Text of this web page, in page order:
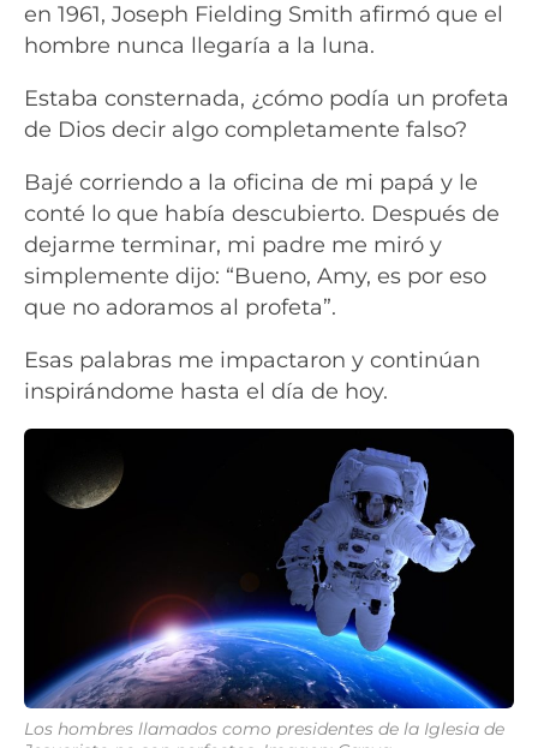
en 1961, Joseph Fielding Smith afirmó que el
hombre nunca llegaría a la luna.
Estaba consternada, ¿cómo podía un profeta
de Dios decir algo completamente falso?
Bajé corriendo a la oficina de mi papá y le
conté lo que había descubierto. Después de
dejarme terminar, mi padre me miró y
simplemente dijo: “Bueno, Amy, es por eso
que no adoramos al profeta”.
Esas palabras me impactaron y continúan
inspirándome hasta el día de hoy.
Los hombres llamados como presidentes de la Iglesia de